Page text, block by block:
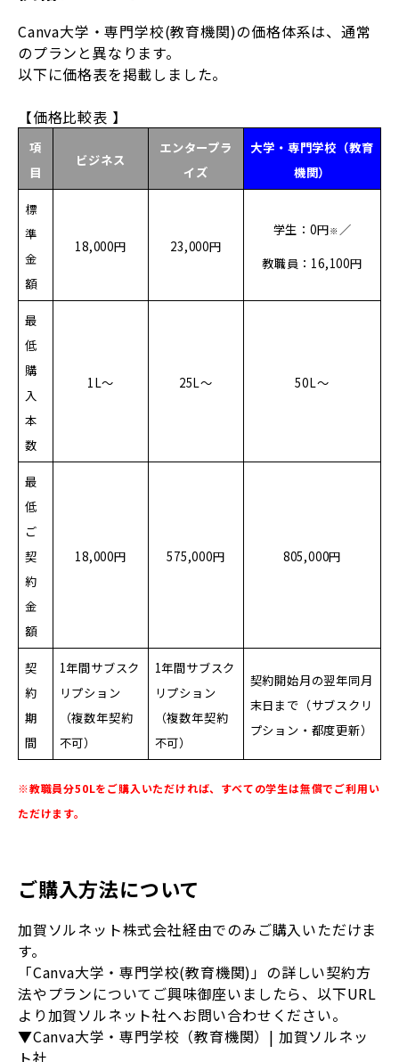
Canva大学・専門学校(教育機関)の価格体系は、通常
のプランと異なります。
以下に価格表を掲載しました。
【価格比較表 】
項
目
ビジネス
エンタープラ
イズ
大学・専門学校（教育
機関）
標
準
金
額
18,000円 23,000円
学生：0円※ ／
教職員：16,100円
最
低
購
入
本
数
1L～ 25L～ 50L～
最
低
ご
契
約
金
額
18,000円 575,000円 805,000円
契
約
期
間
1年間サブスク
リプション
（複数年契約
不可）
1年間サブスク
リプション
（複数年契約
不可）
契約開始月の翌年同月
末日まで（サブスクリ
プション・都度更新）
※教職員分50Lをご購入いただければ、すべての学生は無償でご利用い
ただけます。
ご購入方法について
加賀ソルネット株式会社経由でのみご購入いただけま
す。
「Canva大学・専門学校(教育機関)」の詳しい契約方
法やプランについてご興味御座いましたら、以下URL
より加賀ソルネット社へお問い合わせください。
▼Canva大学・専門学校（教育機関）| 加賀ソルネッ
ト社